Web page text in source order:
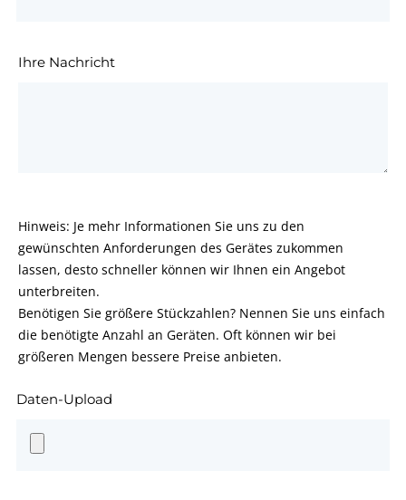
Ihre Nachricht
Hinweis: Je mehr Informationen Sie uns zu den
gewünschten Anforderungen des Gerätes zukommen
lassen, desto schneller können wir Ihnen ein Angebot
unterbreiten.
Benötigen Sie größere Stückzahlen? Nennen Sie uns einfach
die benötigte Anzahl an Geräten. Oft können wir bei
größeren Mengen bessere Preise anbieten.
Daten-Upload